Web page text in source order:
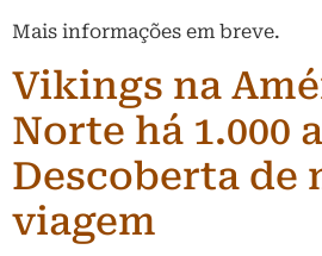
Mais informações em breve.
Vikings na
Norte há 1.000
Descoberta de
viagem